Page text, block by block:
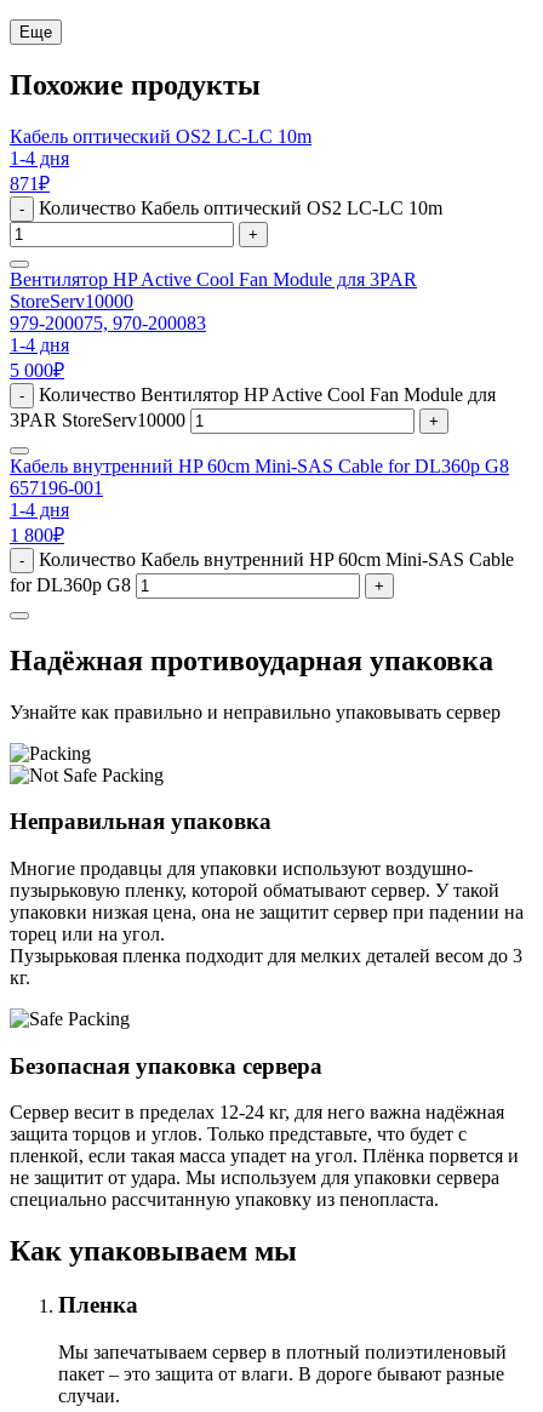
Еще
Похожие продукты
Кабель оптический OS2 LC-LC 10m
1-4 дня
871₽
- Количество Кабель оптический OS2 LC-LC 10m
+
Вентилятор HP Active Cool Fan Module для 3PAR
StoreServ10000
979-200075, 970-200083
1-4 дня
5 000₽
-
Количество Вентилятор HP Active Cool Fan Module для
3PAR StoreServ10000
+
Кабель внутренний HP 60cm Mini-SAS Cable for DL360p G8
657196-001
1-4 дня
1 800₽
-
Количество Кабель внутренний HP 60cm Mini-SAS Cable
for DL360p G8
+
Надёжная противоударная упаковка
Узнайте как правильно и неправильно упаковывать сервер
Неправильная упаковка
Многие продавцы для упаковки используют воздушно-
пузырьковую пленку, которой обматывают сервер. У такой
упаковки низкая цена, она не защитит сервер при падении на
торец или на угол.
Пузырьковая пленка подходит для мелких деталей весом до 3
кг.
Безопасная упаковка сервера
Сервер весит в пределах 12-24 кг, для него важна надёжная
защита торцов и углов. Только представьте, что будет с
пленкой, если такая масса упадет на угол. Плёнка порвется и
не защитит от удара. Мы используем для упаковки сервера
специально расcчитанную упаковку из пенопласта.
Как упаковываем мы
Пленка
Мы запечатываем сервер в плотный полиэтиленовый
пакет – это защита от влаги. В дороге бывают разные
случаи.